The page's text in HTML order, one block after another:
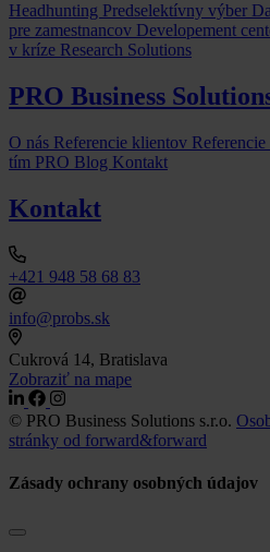
Headhunting Predselektívny výber
pre zamestnancov Developement
v kríze Research Solutions
PRO Business
O nás Referencie klientov
tím PRO Blog Kontakt
Kontakt
+421 948 58 68 83
info@probs.sk
Cukrová 14, Bratislava
Zobraziť na mape
© PRO Business Solutions s.r.o.
stránky od forward&forward
Zásady ochrany osobných údajov